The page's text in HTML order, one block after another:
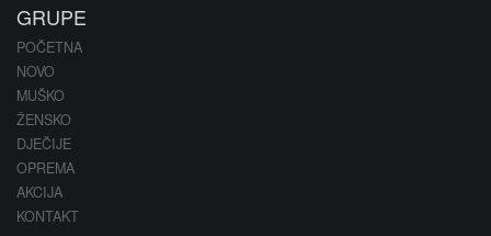
GRUPE
POČETNA
NOVO
MUŠKO
ŽENSKO
DJEČIJE
OPREMA
AKCIJA
KONTAKT